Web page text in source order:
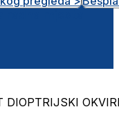
DIOPTRIJSKI